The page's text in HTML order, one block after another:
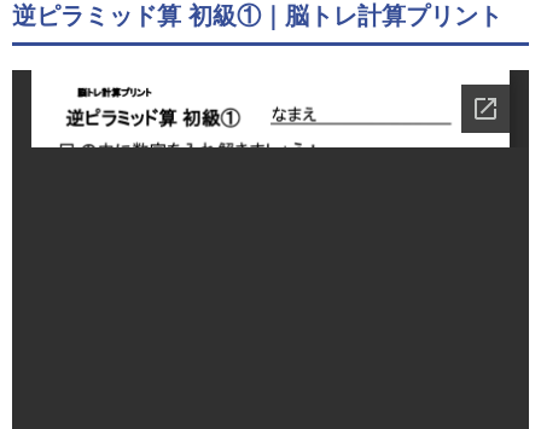
逆ピラミッド算 初級①｜脳トレ計算プリント